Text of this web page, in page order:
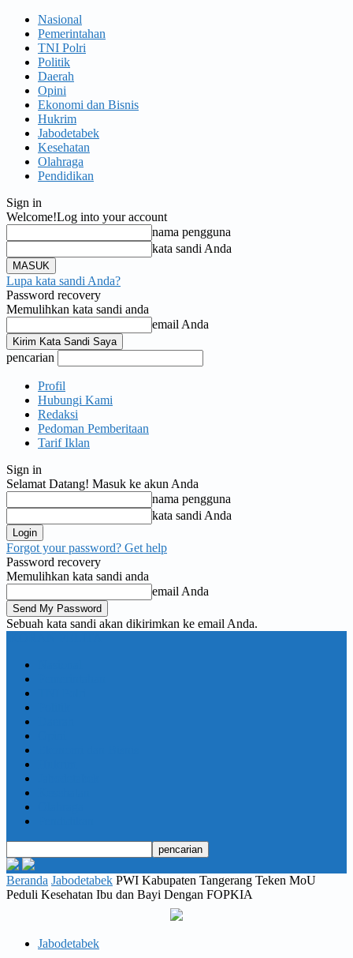
Nasional
Pemerintahan
TNI Polri
Politik
Daerah
Opini
Ekonomi dan Bisnis
Hukrim
Jabodetabek
Kesehatan
Olahraga
Pendidikan
Sign in
Welcome!Log into your account
nama pengguna
kata sandi Anda
Lupa kata sandi Anda?
Password recovery
Memulihkan kata sandi anda
email Anda
pencarian
Profil
Hubungi Kami
Redaksi
Pedoman Pemberitaan
Tarif Iklan
Sign in
Selamat Datang! Masuk ke akun Anda
nama pengguna
kata sandi Anda
Forgot your password? Get help
Password recovery
Memulihkan kata sandi anda
email Anda
Sebuah kata sandi akan dikirimkan ke email Anda.
Beranda Jabodetabek PWI Kabupaten Tangerang Teken MoU
Peduli Kesehatan Ibu dan Bayi Dengan FOPKIA
Jabodetabek